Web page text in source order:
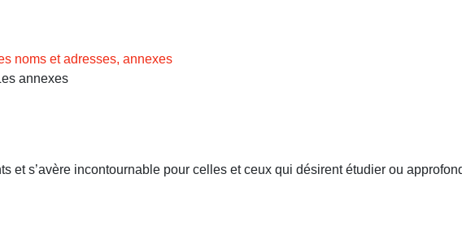
noms et adresses, annexes
annexes
et s’avère incontournable pour celles et ceux qui désirent étudier ou